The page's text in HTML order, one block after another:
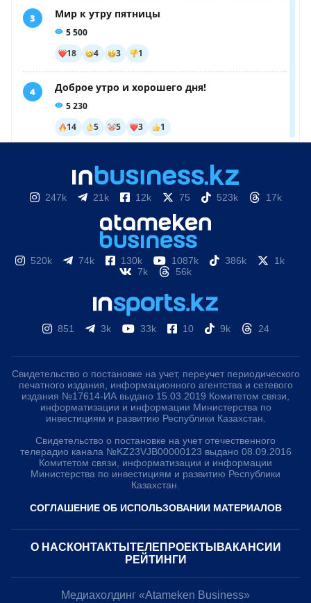
247k 21k 12k 75 523k 17k
520k 74k 130k 1087k 386k
1k
7k
56k
851 3k 33k 10 9k 24
Свидетельство о постановке на учет, переучет периодического
печатного издания, информационного агентства и сетевого
издания №17614-ИА выдано 15.03.2019 Комитетом связи,
информатизации и информации Министерства по
инвестициям и развитию Республики Казахстан.
Свидетельство о постановке на учет отечественного
телерадио канала №KZ23VJB00000123 выдано 08.09.2016
Комитетом связи, информатизации и информации
Министерства по инвестициям и развитию Республики
Казахстан.
СОГЛАШЕНИЕ ОБ ИСПОЛЬЗОВАНИИ МАТЕРИАЛОВ
О НАС КОНТАКТЫ ТЕЛЕПРОЕКТЫ ВАКАНСИИ
РЕЙТИНГИ
Медиахолдинг «Atameken Business»